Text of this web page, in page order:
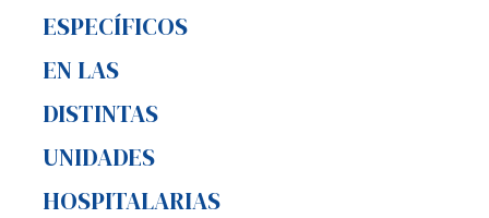
ESPECÍFICOS
EN LAS
DISTINTAS
UNIDADES
HOSPITALARIAS